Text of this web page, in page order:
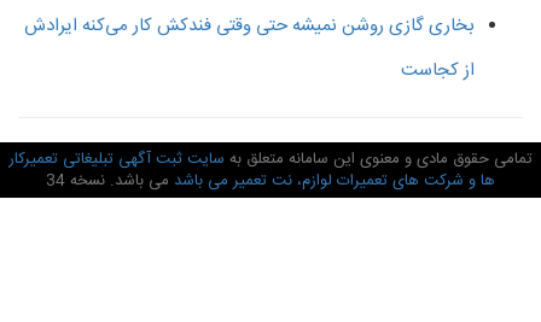
بخاری گازی روشن نمیشه حتی وقتی فندکش کار می‌کنه ایرادش
از کجاست
حقوق مادی و معنوی این سامانه متعلق به سایت ثبت آگهی تبلیغاتی تعمیرکار
ها و شرکت های تعمیرات لوازم، نت تعمیر می باشدمی باشد. نسخه 34